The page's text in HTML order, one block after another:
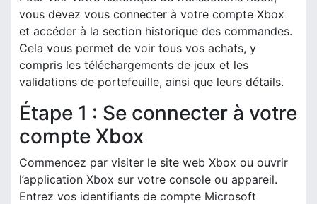
vous devez vous connecter à votre compte Xbox
et accéder à la section historique des commandes.
Cela vous permet de voir tous vos achats, y
compris les téléchargements de jeux et les
validations de portefeuille, ainsi que leurs détails.
Étape 1 : Se connecter à votre
compte Xbox
Commencez par visiter le site web Xbox ou ouvrir
l’application Xbox sur votre console ou appareil.
Entrez vos identifiants de compte Microsoft